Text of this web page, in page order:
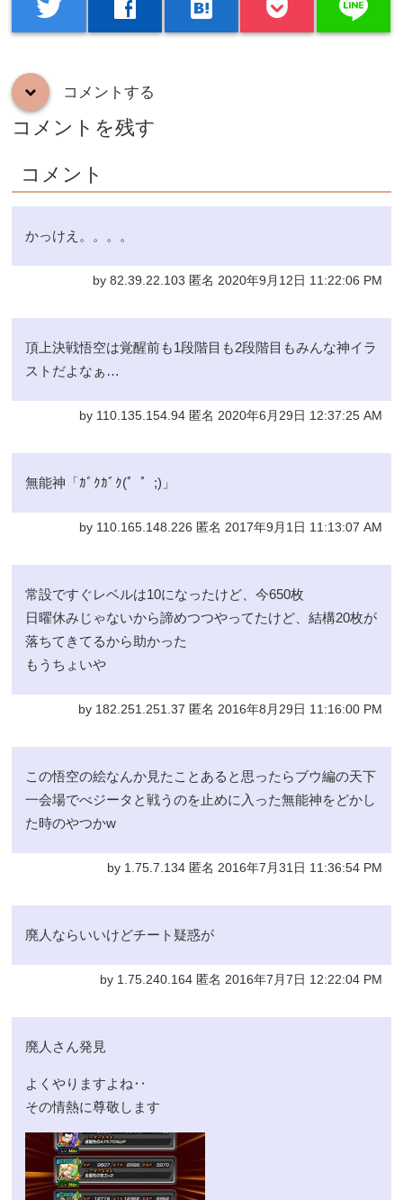
twitter facebook hatenabookmark
down コメントする
コメントを残す
コメント
かっけえ。。。。
by 82.39.22.103 匿名 2020年9月12日 11:22:06 PM
頂上決戦悟空は覚醒前も1段階目も2段階目もみんな神イラ
ストだよなぁ…
by 110.135.154.94 匿名 2020年6月29日 12:37:25 AM
無能神「ｶﾞｸｶﾞｸ(゜゜;)」
by 110.165.148.226 匿名 2017年9月1日 11:13:07 AM
常設ですぐレベルは10になったけど、今650枚
日曜休みじゃないから諦めつつやってたけど、結構20枚が
落ちてきてるから助かった
もうちょいや
by 182.251.251.37 匿名 2016年8月29日 11:16:00 PM
この悟空の絵なんか見たことあると思ったらブウ編の天下
一会場でべジータと戦うのを止めに入った無能神をどかし
た時のやつかw
by 1.75.7.134 匿名 2016年7月31日 11:36:54 PM
廃人ならいいけどチート疑惑が
by 1.75.240.164 匿名 2016年7月7日 12:22:04 PM
廃人さん発見
よくやりますよね‥
その情熱に尊敬します